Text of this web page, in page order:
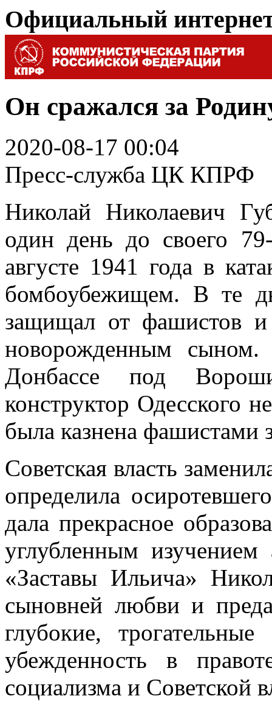
Официальный
Он сражался за
2020-08-17 00:04
Пресс-служба ЦК КПРФ
Николай Николаевич
один день до своего
августе 1941 года в
бомбоубежищем. В те
защищал от фашистов
новорожденным
Донбассе под
конструктор Одесского
была казнена фашистами
Советская власть
определила
дала прекрасное
углубленным изучением
«Заставы Ильича»
сыновней любви и
глубокие,
убежденность в
социализма и Советской